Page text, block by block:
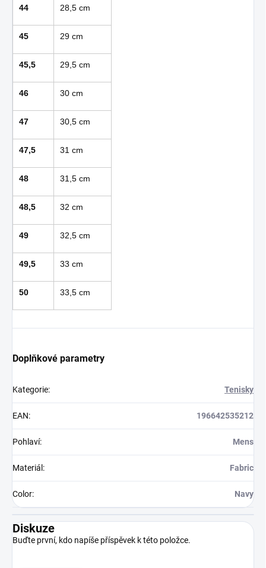
44 28,5 cm
45 29 cm
45,5 29,5 cm
46 30 cm
47 30,5 cm
47,5 31 cm
48 31,5 cm
48,5 32 cm
49 32,5 cm
49,5 33 cm
50 33,5 cm
Doplňkové parametry
Kategorie: Tenisky
EAN: 196642535212
Pohlaví: Mens
Materiál : Fabric
Color: Navy
Diskuze
Buďte první, kdo napíše příspěvek k této položce.